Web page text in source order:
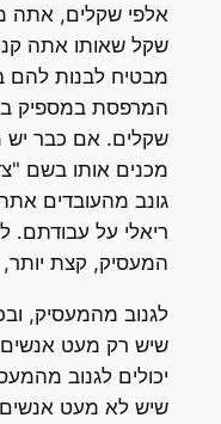
שקל שאותו אתה
מבטיח לבנות להם
המרפסת במספיק
שקלים. אם כבר יש
מכנים אותו בשם
גונב מהעובדים
ריאלי על עבודתם.
המעסיק, קצת יותר,
לגנוב מהמעסיק, ובכן
שיש רק מעט אנשים
יכולים לגנוב
שיש לא מעט